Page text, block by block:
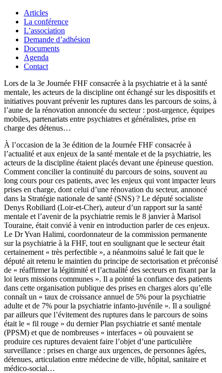
Articles
La conférence
L’association
Demande d’adhésion
Documents
Agenda
Contact
Lors de la 3e Journée FHF consacrée à la psychiatrie et à la santé
mentale, les acteurs de la discipline ont échangé sur les dispositifs et
initiatives pouvant prévenir les ruptures dans les parcours de soins, à
l’aune de la rénovation annoncée du secteur : post-urgence, équipes
mobiles, partenariats entre psychiatres et généralistes, prise en
charge des détenus…
À l’occasion de la 3e édition de la Journée FHF consacrée à
l’actualité et aux enjeux de la santé mentale et de la psychiatrie, les
acteurs de la discipline étaient placés devant une épineuse question.
Comment concilier la continuité du parcours de soins, souvent au
long cours pour ces patients, avec les enjeux qui vont impacter leurs
prises en charge, dont celui d’une rénovation du secteur, annoncé
dans la Stratégie nationale de santé (SNS) ? Le député socialiste
Denys Robiliard (Loir-et-Cher), auteur d’un rapport sur la santé
mentale et l’avenir de la psychiatrie remis le 8 janvier à Marisol
Touraine, était convié à venir en introduction parler de ces enjeux.
Le Dr Yvan Halimi, coordonnateur de la commission permanente
sur la psychiatrie à la FHF, tout en soulignant que le secteur était
certainement « très perfectible », a néanmoins salué le fait que le
député ait retenu le maintien du principe de sectorisation et préconisé
de « réaffirmer la légitimité et l’actualité des secteurs en fixant par la
loi leurs missions communes ». Il a pointé la confiance des patients
dans cette organisation publique des prises en charges alors qu’elle
connaît un « taux de croissance annuel de 5% pour la psychiatrie
adulte et de 7% pour la psychiatrie infanto-juvénile ». Il a souligné
par ailleurs que l’évitement des ruptures dans le parcours de soins
était le « fil rouge » du dernier Plan psychiatrie et santé mentale
(PPSM) et que de nombreuses « interfaces » où pouvaient se
produire ces ruptures devaient faire l’objet d’une particulière
surveillance : prises en charge aux urgences, de personnes âgées,
détenues, articulation entre médecine de ville, hôpital, sanitaire et
médico-social…